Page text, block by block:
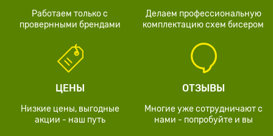
Работаем только с
провернными брендами
Делаем профессиональную
комплектацию схем бисером
ЦЕНЫ
Низкие цены, выгодные
акции - наш путь
ОТЗЫВЫ
Многие уже сотрудничают с
нами - попробуйте и вы